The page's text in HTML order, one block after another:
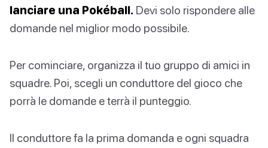
lanciare una Pokéball. Devi solo rispondere alle
domande nel miglior modo possibile.
Per cominciare, organizza il tuo gruppo di amici in
squadre. Poi, scegli un conduttore del gioco che
porrà le domande e terrà il punteggio.
Il conduttore fa la prima domanda e ogni squadra